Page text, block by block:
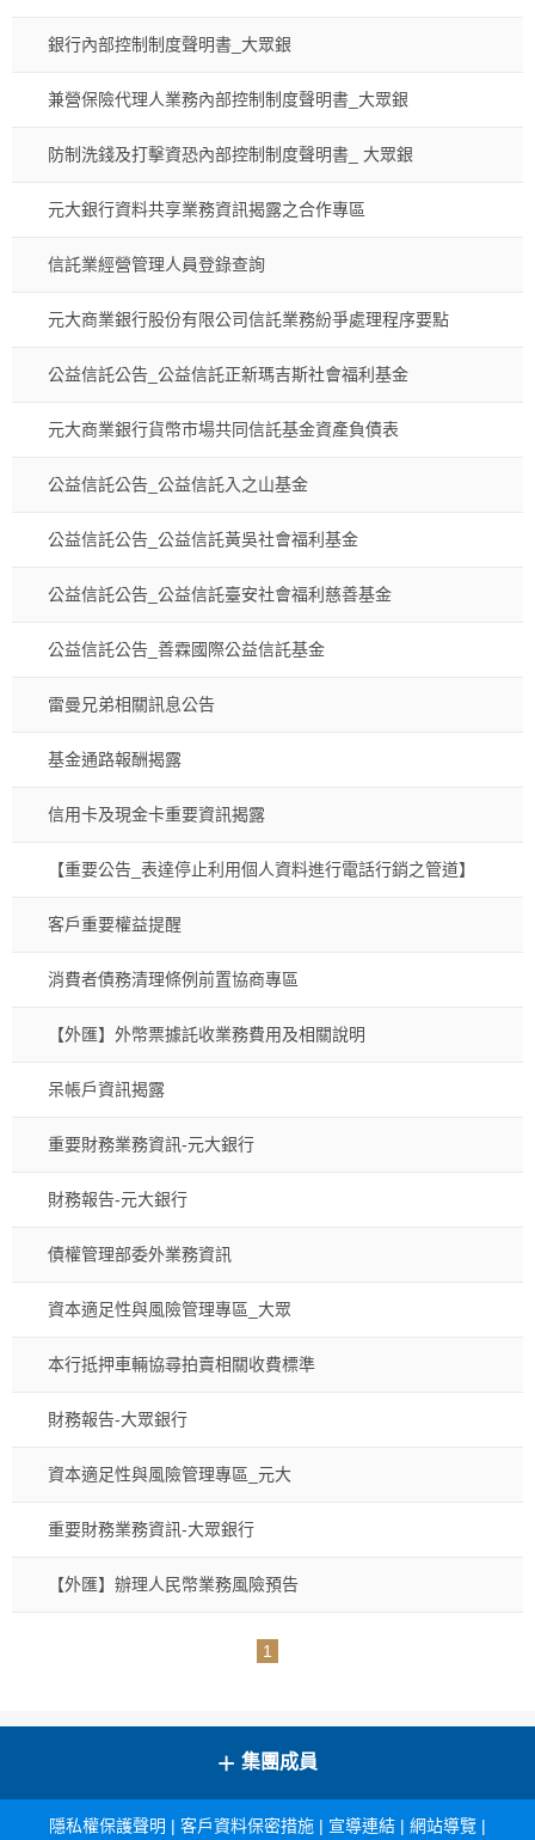
銀行內部控制制度聲明書_大眾銀
兼營保險代理人業務內部控制制度聲明書_大眾銀
防制洗錢及打擊資恐內部控制制度聲明書_ 大眾銀
元大銀行資料共享業務資訊揭露之合作專區
信託業經營管理人員登錄查詢
元大商業銀行股份有限公司信託業務紛爭處理程序要點
公益信託公告_公益信託正新瑪吉斯社會福利基金
元大商業銀行貨幣市場共同信託基金資產負債表
公益信託公告_公益信託入之山基金
公益信託公告_公益信託黃吳社會福利基金
公益信託公告_公益信託臺安社會福利慈善基金
公益信託公告_善霖國際公益信託基金
雷曼兄弟相關訊息公告
基金通路報酬揭露
信用卡及現金卡重要資訊揭露
【重要公告_表達停止利用個人資料進行電話行銷之管道】
客戶重要權益提醒
消費者債務清理條例前置協商專區
【外匯】外幣票據託收業務費用及相關說明
呆帳戶資訊揭露
重要財務業務資訊-元大銀行
財務報告-元大銀行
債權管理部委外業務資訊
資本適足性與風險管理專區_大眾
本行抵押車輛協尋拍賣相關收費標準
財務報告-大眾銀行
資本適足性與風險管理專區_元大
重要財務業務資訊-大眾銀行
【外匯】辦理人民幣業務風險預告
1
+ 集團成員
隱私權保護聲明 | 客戶資料保密措施 | 宣導連結 | 網站導覽 |